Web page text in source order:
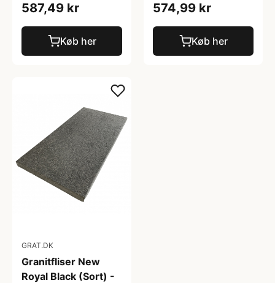
587,49 kr
Køb her
574,99 kr
Køb her
GRAT.DK
Granitfliser New
Royal Black (Sort) -